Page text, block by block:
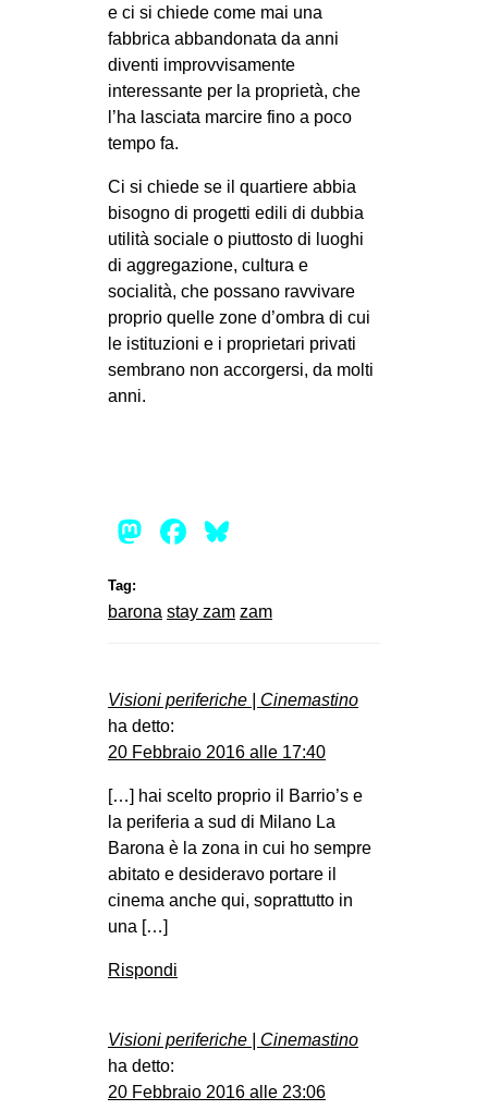
e ci si chiede come mai una
fabbrica abbandonata da anni
diventi improvvisamente
interessante per la proprietà, che
l’ha lasciata marcire fino a poco
tempo fa.
Ci si chiede se il quartiere abbia
bisogno di progetti edili di dubbia
utilità sociale o piuttosto di luoghi
di aggregazione, cultura e
socialità, che possano ravvivare
proprio quelle zone d’ombra di cui
le istituzioni e i proprietari privati
sembrano non accorgersi, da molti
anni.
Mastodon
Facebook
Tag:
barona stay zam zam
Visioni periferiche | Cinemastino
ha detto:
20 Febbraio 2016 alle 17:40
[…] hai scelto proprio il Barrio’s e
la periferia a sud di Milano La
Barona è la zona in cui ho sempre
abitato e desideravo portare il
cinema anche qui, soprattutto in
una […]
Rispondi
Visioni periferiche | Cinemastino
ha detto:
20 Febbraio 2016 alle 23:06